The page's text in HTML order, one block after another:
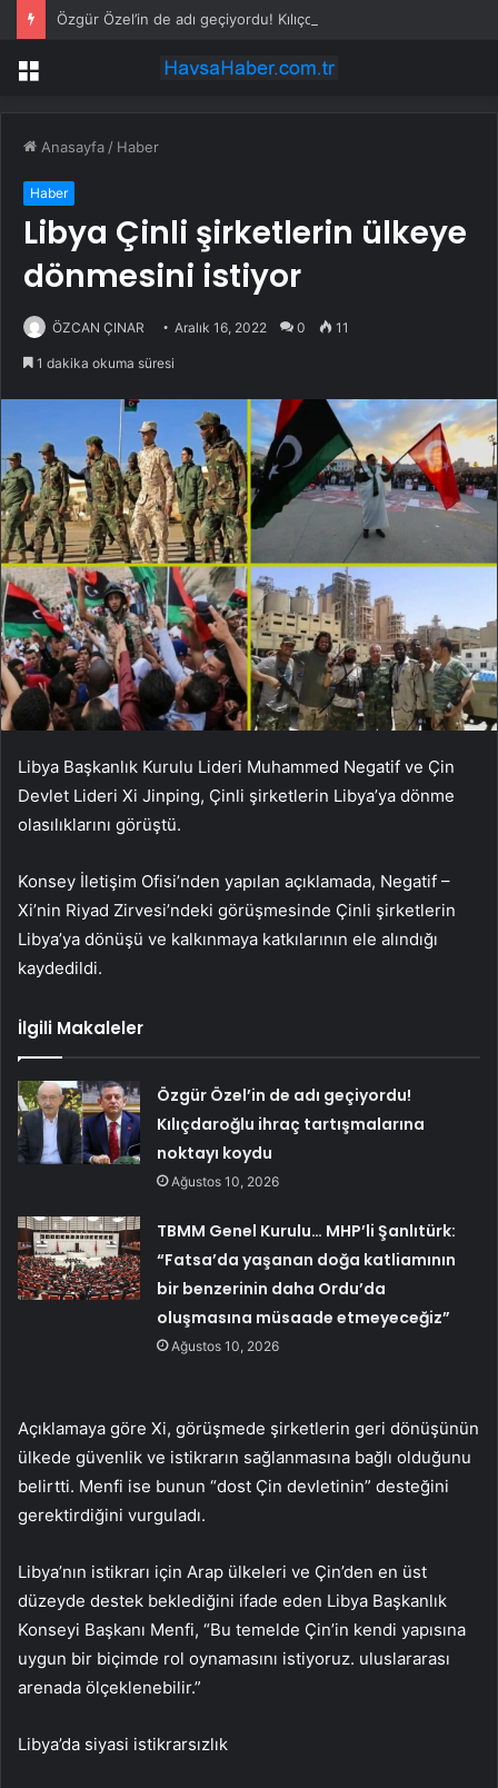
Menü
Anasayfa / Haber
Haber
Libya Çinli şirketlerin ülkeye
dönmesini istiyor
ÖZCAN ÇINAR Aralık 16, 2022 0 11
1 dakika okuma süresi
Libya Başkanlık Kurulu Lideri Muhammed Negatif ve Çin
Devlet Lideri Xi Jinping, Çinli şirketlerin Libya’ya dönme
olasılıklarını görüştü.
Konsey İletişim Ofisi’nden yapılan açıklamada, Negatif –
Xi’nin Riyad Zirvesi’ndeki görüşmesinde Çinli şirketlerin
Libya’ya dönüşü ve kalkınmaya katkılarının ele alındığı
kaydedildi.
İlgili Makaleler
Özgür Özel’in de adı geçiyordu!
Kılıçdaroğlu ihraç tartışmalarına
noktayı koydu
Ağustos 10, 2026
TBMM Genel Kurulu… MHP’li Şanlıtürk:
“Fatsa’da yaşanan doğa katliamının
bir benzerinin daha Ordu’da
oluşmasına müsaade etmeyeceğiz”
Ağustos 10, 2026
Açıklamaya göre Xi, görüşmede şirketlerin geri dönüşünün
ülkede güvenlik ve istikrarın sağlanmasına bağlı olduğunu
belirtti. Menfi ise bunun “dost Çin devletinin” desteğini
gerektirdiğini vurguladı.
Libya’nın istikrarı için Arap ülkeleri ve Çin’den en üst
düzeyde destek beklediğini ifade eden Libya Başkanlık
Konseyi Başkanı Menfi, “Bu temelde Çin’in kendi yapısına
uygun bir biçimde rol oynamasını istiyoruz. uluslararası
arenada ölçeklenebilir.”
Libya’da siyasi istikrarsızlık